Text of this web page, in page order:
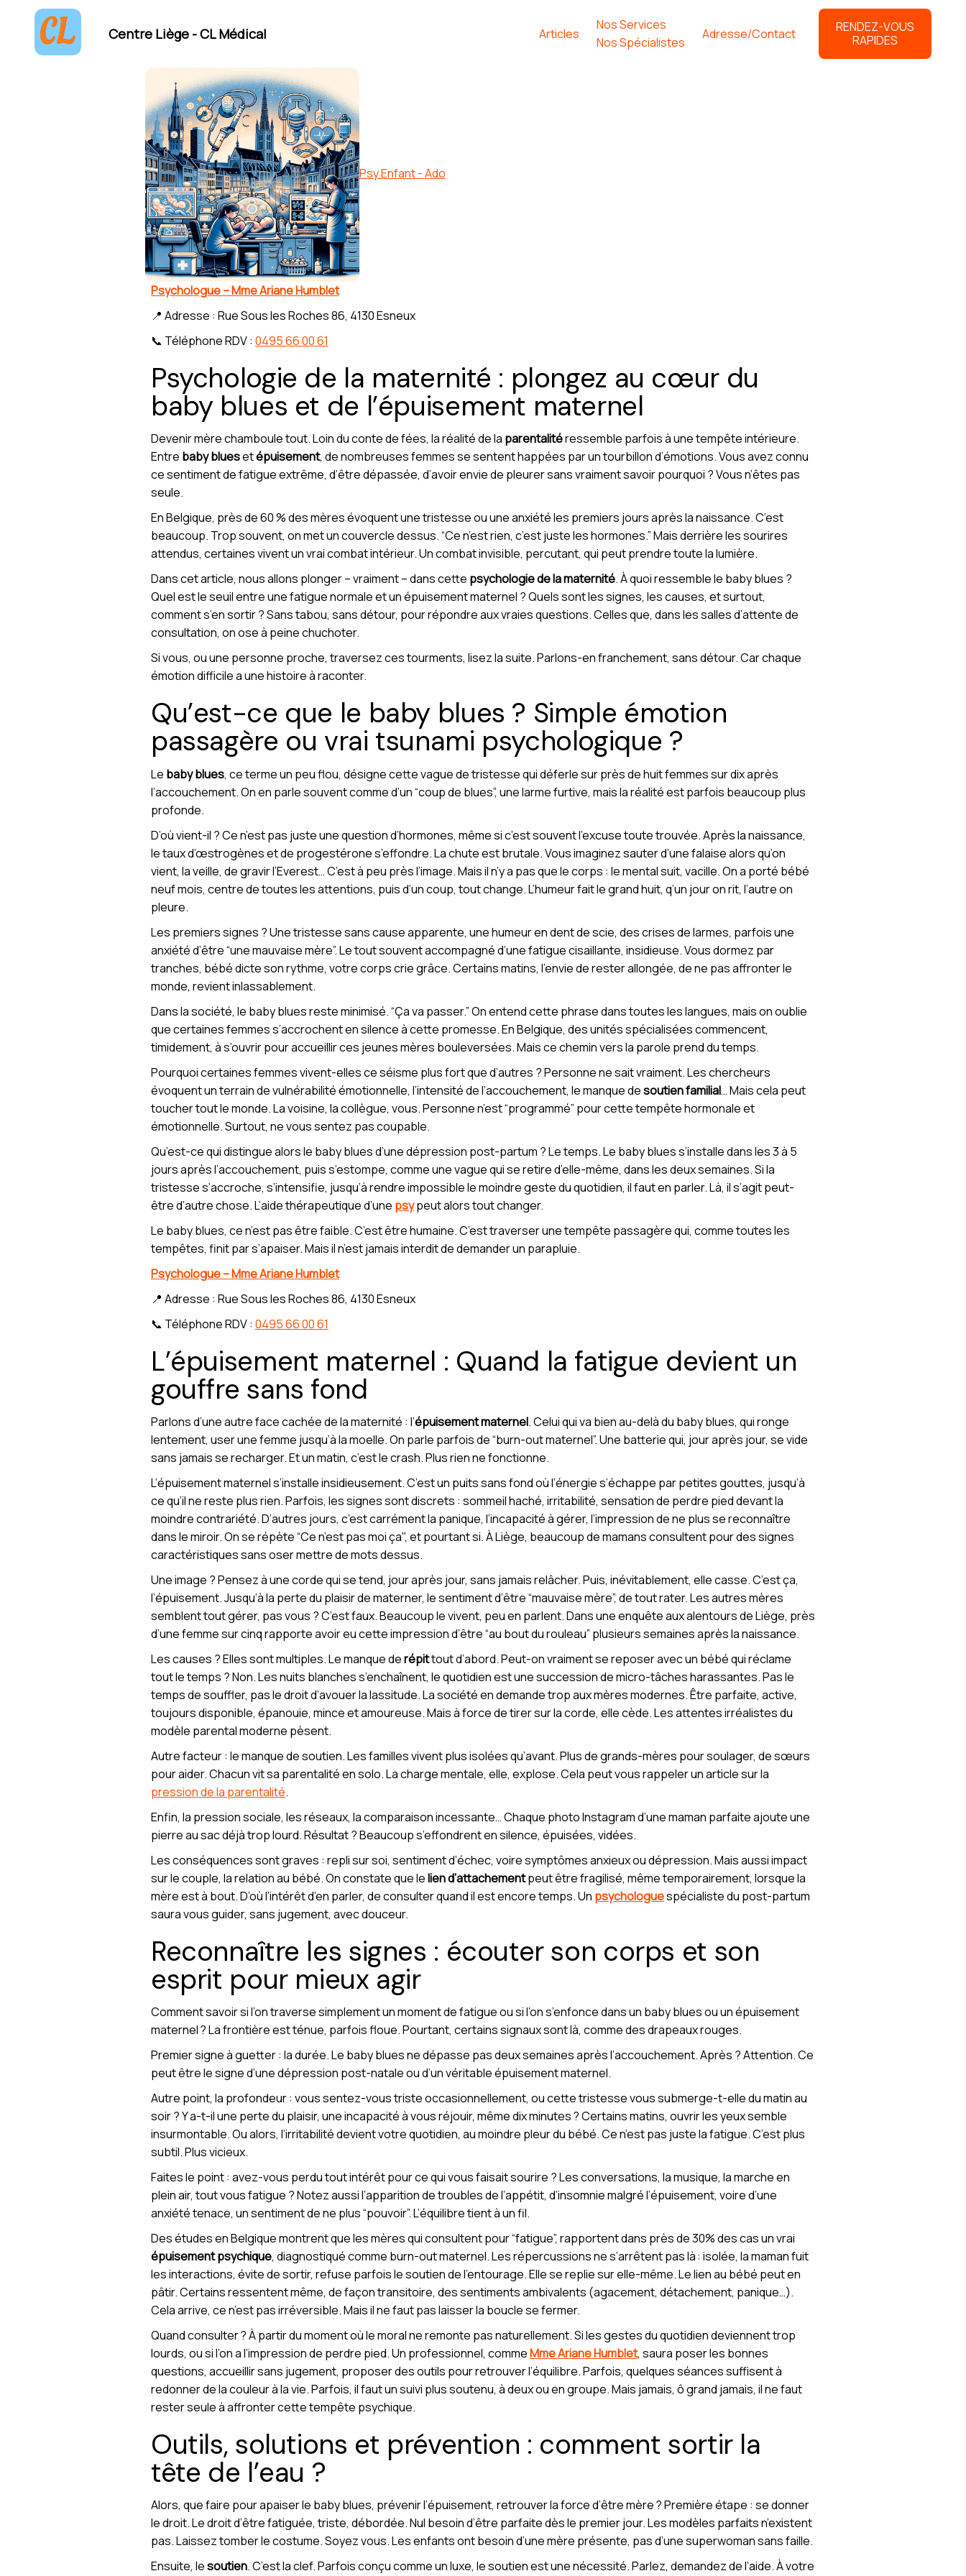
Centre Liège - CL Médical Articles
Nos Services
Nos Spécialistes
Adresse/Contact
RENDEZ-VOUS
RAPIDES
Psy Enfant - Ado
Psychologue – Mme Ariane Humblet
📍 Adresse : Rue Sous les Roches 86, 4130 Esneux
📞 Téléphone RDV : 0495 66 00 61
Psychologie de la maternité : plongez au cœur du
baby blues et de l’épuisement maternel
Devenir mère chamboule tout. Loin du conte de fées, la réalité de la parentalitéressemble parfois à une tempête intérieure.
Entre baby bluesetépuisement, de nombreuses femmes se sentent happées par un tourbillon d’émotions. Vous avez connu
ce sentiment de fatigue extrême, d’être dépassée, d’avoir envie de pleurer sans vraiment savoir pourquoi ? Vous n’êtes pas
seule.
En Belgique, près de 60 % des mères évoquent une tristesse ou une anxiété les premiers jours après la naissance. C’est
beaucoup. Trop souvent, on met un couvercle dessus. “Ce n’est rien, c’est juste les hormones.” Mais derrière les sourires
attendus, certaines vivent un vrai combat intérieur. Un combat invisible, percutant, qui peut prendre toute la lumière.
Dans cet article, nous allons plonger – vraiment – dans cette psychologie de la maternité. À quoi ressemble le baby blues ?
Quel est le seuil entre une fatigue normale et un épuisement maternel ? Quels sont les signes, les causes, et surtout,
comment s’en sortir ? Sans tabou, sans détour, pour répondre aux vraies questions. Celles que, dans les salles d’attente de
consultation, on ose à peine chuchoter.
Si vous, ou une personne proche, traversez ces tourments, lisez la suite. Parlons-en franchement, sans détour. Car chaque
émotion difficile a une histoire à raconter.
Qu’est-ce que le baby blues ? Simple émotion
passagère ou vrai tsunami psychologique ?
Le baby blues, ce terme un peu flou, désigne cette vague de tristesse qui déferle sur près de huit femmes sur dix après
l’accouchement. On en parle souvent comme d’un “coup de blues”, une larme furtive, mais la réalité est parfois beaucoup plus
profonde.
D’où vient-il ? Ce n’est pas juste une question d’hormones, même si c’est souvent l’excuse toute trouvée. Après la naissance,
le taux d’œstrogènes et de progestérone s’effondre. La chute est brutale. Vous imaginez sauter d’une falaise alors qu’on
vient, la veille, de gravir l’Everest… C’est à peu près l’image. Mais il n’y a pas que le corps : le mental suit, vacille. On a porté bébé
neuf mois, centre de toutes les attentions, puis d’un coup, tout change. L’humeur fait le grand huit, q’un jour on rit, l’autre on
pleure.
Les premiers signes ? Une tristesse sans cause apparente, une humeur en dent de scie, des crises de larmes, parfois une
anxiété d’être “une mauvaise mère”. Le tout souvent accompagné d’une fatigue cisaillante, insidieuse. Vous dormez par
tranches, bébé dicte son rythme, votre corps crie grâce. Certains matins, l’envie de rester allongée, de ne pas affronter le
monde, revient inlassablement.
Dans la société, le baby blues reste minimisé. “Ça va passer.” On entend cette phrase dans toutes les langues, mais on oublie
que certaines femmes s’accrochent en silence à cette promesse. En Belgique, des unités spécialisées commencent,
timidement, à s’ouvrir pour accueillir ces jeunes mères bouleversées. Mais ce chemin vers la parole prend du temps.
Pourquoi certaines femmes vivent-elles ce séisme plus fort que d’autres ? Personne ne sait vraiment. Les chercheurs
évoquent un terrain de vulnérabilité émotionnelle, l’intensité de l’accouchement, le manque desoutien familial… Mais cela peut
toucher tout le monde. La voisine, la collègue, vous. Personne n’est “programmé” pour cette tempête hormonale et
émotionnelle. Surtout, ne vous sentez pas coupable.
Qu’est-ce qui distingue alors le baby blues d’une dépression post-partum ? Le temps. Le baby blues s’installe dans les 3 à 5
jours après l’accouchement, puis s’estompe, comme une vague qui se retire d’elle-même, dans les deux semaines. Si la
tristesse s’accroche, s’intensifie, jusqu’à rendre impossible le moindre geste du quotidien, il faut en parler. Là, il s’agit peut-
être d’autre chose. L’aide thérapeutique d’une psypeut alors tout changer.
Le baby blues, ce n’est pas être faible. C’est être humaine. C’est traverser une tempête passagère qui, comme toutes les
tempêtes, finit par s’apaiser. Mais il n’est jamais interdit de demander un parapluie.
Psychologue – Mme Ariane Humblet
📍 Adresse : Rue Sous les Roches 86, 4130 Esneux
📞 Téléphone RDV : 0495 66 00 61
L’épuisement maternel : Quand la fatigue devient un
gouffre sans fond
Parlons d’une autre face cachée de la maternité : l’épuisement maternel. Celui qui va bien au-delà du baby blues, qui ronge
lentement, user une femme jusqu’à la moelle. On parle parfois de “burn-out maternel”. Une batterie qui, jour après jour, se vide
sans jamais se recharger. Et un matin, c’est le crash. Plus rien ne fonctionne.
L’épuisement maternel s’installe insidieusement. C’est un puits sans fond où l’énergie s’échappe par petites gouttes, jusqu’à
ce qu’il ne reste plus rien. Parfois, les signes sont discrets : sommeil haché, irritabilité, sensation de perdre pied devant la
moindre contrariété. D’autres jours, c’est carrément la panique, l’incapacité à gérer, l’impression de ne plus se reconnaître
dans le miroir. On se répète “Ce n’est pas moi ça", et pourtant si. À Liège, beaucoup de mamans consultent pour des signes
caractéristiques sans oser mettre de mots dessus.
Une image ? Pensez à une corde qui se tend, jour après jour, sans jamais relâcher. Puis, inévitablement, elle casse. C’est ça,
l’épuisement. Jusqu’à la perte du plaisir de materner, le sentiment d’être “mauvaise mère”, de tout rater. Les autres mères
semblent tout gérer, pas vous ? C’est faux. Beaucoup le vivent, peu en parlent. Dans une enquête aux alentours de Liège, près
d’une femme sur cinq rapporte avoir eu cette impression d’être “au bout du rouleau” plusieurs semaines après la naissance.
Les causes ? Elles sont multiples. Le manque derépittout d’abord. Peut-on vraiment se reposer avec un bébé qui réclame
tout le temps ? Non. Les nuits blanches s’enchaînent, le quotidien est une succession de micro-tâches harassantes. Pas le
temps de souffler, pas le droit d’avouer la lassitude. La société en demande trop aux mères modernes. Être parfaite, active,
toujours disponible, épanouie, mince et amoureuse. Mais à force de tirer sur la corde, elle cède. Les attentes irréalistes du
modèle parental moderne pèsent.
Autre facteur : le manque de soutien. Les familles vivent plus isolées qu’avant. Plus de grands-mères pour soulager, de sœurs
pour aider. Chacun vit sa parentalité en solo. La charge mentale, elle, explose. Cela peut vous rappeler un article sur la
pression de la parentalité.
Enfin, la pression sociale, les réseaux, la comparaison incessante… Chaque photo Instagram d’une maman parfaite ajoute une
pierre au sac déjà trop lourd. Résultat ? Beaucoup s’effondrent en silence, épuisées, vidées.
Les conséquences sont graves : repli sur soi, sentiment d’échec, voire symptômes anxieux ou dépression. Mais aussi impact
sur le couple, la relation au bébé. On constate que lelien d’attachementpeut être fragilisé, même temporairement, lorsque la
mère est à bout. D’où l’intérêt d’en parler, de consulter quand il est encore temps. Un psychologuespécialiste du post-partum
saura vous guider, sans jugement, avec douceur.
Reconnaître les signes : écouter son corps et son
esprit pour mieux agir
Comment savoir si l’on traverse simplement un moment de fatigue ou si l’on s’enfonce dans un baby blues ou un épuisement
maternel ? La frontière est ténue, parfois floue. Pourtant, certains signaux sont là, comme des drapeaux rouges.
Premier signe à guetter : la durée. Le baby blues ne dépasse pas deux semaines après l’accouchement. Après ? Attention. Ce
peut être le signe d’une dépression post-natale ou d’un véritable épuisement maternel.
Autre point, la profondeur : vous sentez-vous triste occasionnellement, ou cette tristesse vous submerge-t-elle du matin au
soir ? Y a-t-il une perte du plaisir, une incapacité à vous réjouir, même dix minutes ? Certains matins, ouvrir les yeux semble
insurmontable. Ou alors, l’irritabilité devient votre quotidien, au moindre pleur du bébé. Ce n’est pas juste la fatigue. C’est plus
subtil. Plus vicieux.
Faites le point : avez-vous perdu tout intérêt pour ce qui vous faisait sourire ? Les conversations, la musique, la marche en
plein air, tout vous fatigue ? Notez aussi l’apparition de troubles de l’appétit, d’insomnie malgré l’épuisement, voire d’une
anxiété tenace, un sentiment de ne plus “pouvoir”. L’équilibre tient à un fil.
Des études en Belgique montrent que les mères qui consultent pour “fatigue”, rapportent dans près de 30% des cas un vrai
épuisement psychique, diagnostiqué comme burn-out maternel. Les répercussions ne s’arrêtent pas là : isolée, la maman fuit
les interactions, évite de sortir, refuse parfois le soutien de l’entourage. Elle se replie sur elle-même. Le lien au bébé peut en
pâtir. Certains ressentent même, de façon transitoire, des sentiments ambivalents (agacement, détachement, panique…).
Cela arrive, ce n’est pas irréversible. Mais il ne faut pas laisser la boucle se fermer.
Quand consulter ? À partir du moment où le moral ne remonte pas naturellement. Si les gestes du quotidien deviennent trop
lourds, ou si l’on a l’impression de perdre pied. Un professionnel, commeMme Ariane Humblet, saura poser les bonnes
questions, accueillir sans jugement, proposer des outils pour retrouver l’équilibre. Parfois, quelques séances suffisent à
redonner de la couleur à la vie. Parfois, il faut un suivi plus soutenu, à deux ou en groupe. Mais jamais, ô grand jamais, il ne faut
rester seule à affronter cette tempête psychique.
Outils, solutions et prévention : comment sortir la
tête de l’eau ?
Alors, que faire pour apaiser le baby blues, prévenir l’épuisement, retrouver la force d’être mère ? Première étape : se donner
le droit. Le droit d’être fatiguée, triste, débordée. Nul besoin d’être parfaite dès le premier jour. Les modèles parfaits n’existent
pas. Laissez tomber le costume. Soyez vous. Les enfants ont besoin d’une mère présente, pas d’une superwoman sans faille.
Ensuite, lesoutien. C’est la clef. Parfois conçu comme un luxe, le soutien est une nécessité. Parlez, demandez de l’aide. À votre